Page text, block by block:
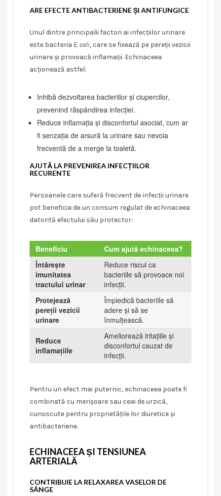
ARE EFECTE ANTIBACTERIENE ȘI ANTIFUNGICE
Unul dintre principalii factori ai infecțiilor urinare
este bacteria E. coli, care se fixează pe pereții vezicii
urinare și provoacă inflamații. Echinaceea
acționează astfel:
Inhibă dezvoltarea bacteriilor și ciupercilor,
prevenind răspândirea infecției.
Reduce inflamația și disconfortul asociat, cum ar
fi senzația de arsură la urinare sau nevoia
frecventă de a merge la toaletă.
AJUTĂ LA PREVENIREA INFECȚIILOR
RECURENTE
Persoanele care suferă frecvent de infecții urinare
pot beneficia de un consum regulat de echinaceea
datorită efectului său protector:
Beneficiu
Cum ajută echinaceea?
Întărește
imunitatea
tractului urinar
Reduce riscul ca
bacteriile să provoace noi
infecții.
Protejează
pereții vezicii
urinare
Împiedică bacteriile să
adere și să se
înmulțească.
Reduce
inflamațiile
Ameliorează iritațiile și
disconfortul cauzat de
infecții.
Pentru un efect mai puternic, echinaceea poate fi
combinată cu merișoare sau ceai de urzică,
cunoscute pentru proprietățile lor diuretice și
antibacteriene.
ECHINACEEA ȘI TENSIUNEA
ARTERIALĂ
CONTRIBUIE LA RELAXAREA VASELOR DE
SÂNGE